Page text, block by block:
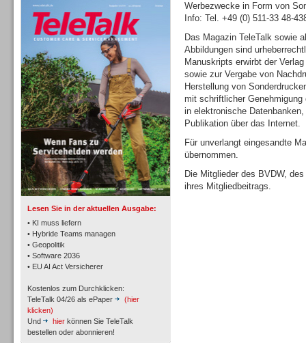
Lesen Sie in der aktuellen Ausgabe:
• KI muss liefern
• Hybride Teams managen
• Geopolitik
• Software 2036
• EU AI Act Versicherer
Kostenlos zum Durchklicken:
TeleTalk 04/26 als ePaper
(hier
klicken)
Und
hier können Sie TeleTalk
bestellen oder abonnieren!
TK- und ACD-Systeme
Workforce-Management
Werbezwecke in Form von
Info: Tel. +49 (0) 511-33 48-
Das Magazin TeleTalk sowie
Abbildungen sind
Manuskripts erwirbt der
sowie zur Vergabe von
Herstellung von
mit schriftlicher
in elektronische
Publikation über das Internet.
Für unverlangt eingesandte
übernommen.
Die Mitglieder des BVDW,
ihres Mitgliedbeitrags.